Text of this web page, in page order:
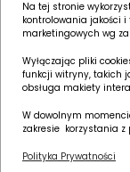
Na tej stronie
kontrolowania jakości
marketingowych wg
Wyłączając pliki
funkcji witryny, takich
obsługa makiety
W dowolnym
zakresie korzystania z
Polityka Prywatności